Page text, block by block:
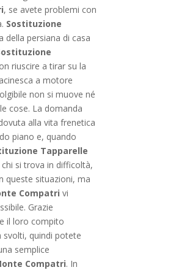
, se avete problemi con
Sostituzione
della persiana di casa
riuscire a tirar su la
a motore
non si muove né
cose. La domanda
alla vita frenetica
piano e, quando
Tapparelle
si trova in difficoltà,
queste situazioni, ma
Compatri vi
Grazie
il loro compito
svolti, quindi potete
semplice
Compatri. In